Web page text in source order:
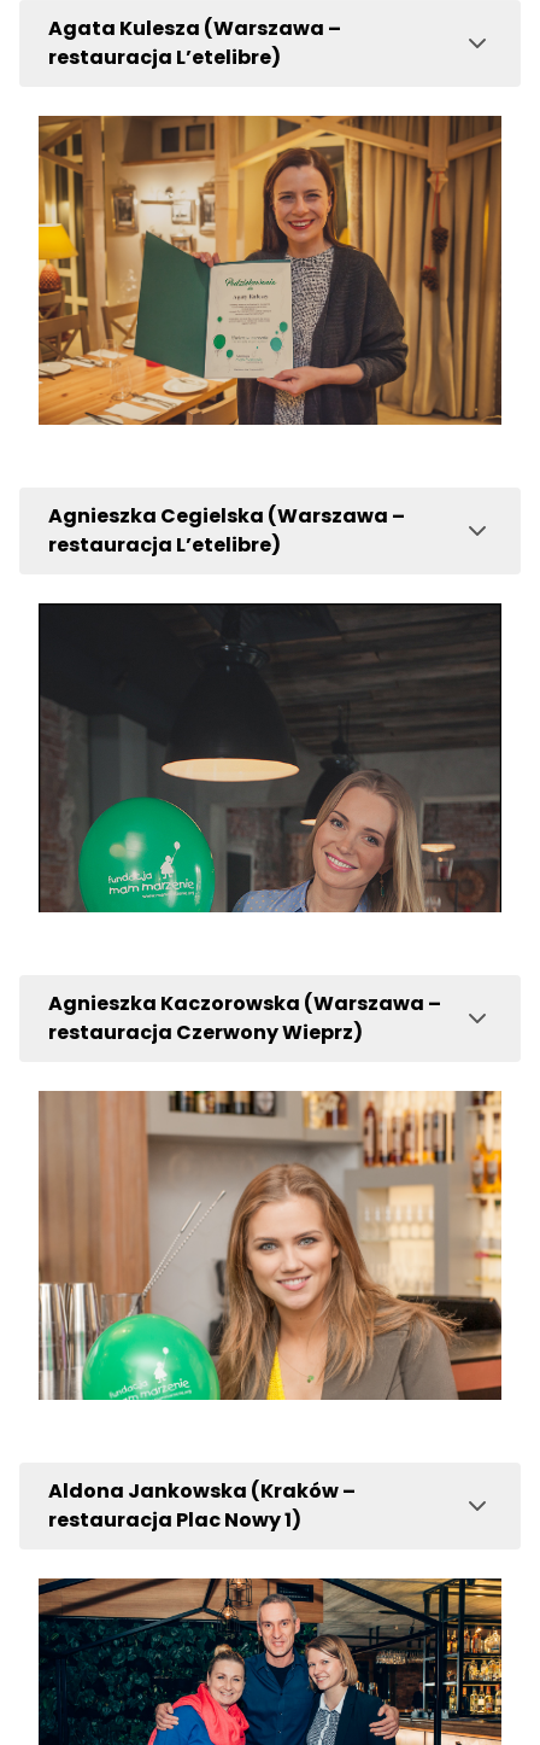
Agata Kulesza (Warszawa –
restauracja L’etelibre)
Agnieszka Cegielska (Warszawa –
restauracja L’etelibre)
Agnieszka Kaczorowska (Warszawa –
restauracja Czerwony Wieprz)
Aldona Jankowska (Kraków –
restauracja Plac Nowy 1)